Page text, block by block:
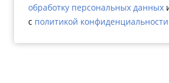
обработку персональных данных
c политикой конфиденциальности